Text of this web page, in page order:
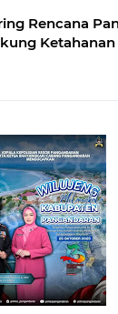
Rencana